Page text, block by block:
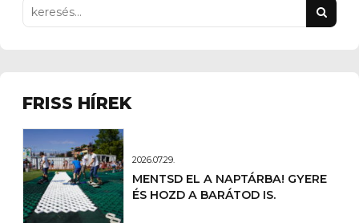
FRISS HÍREK
2026.07.29.
MENTSD EL A NAPTÁRBA! GYERE
ÉS HOZD A BARÁTOD IS.